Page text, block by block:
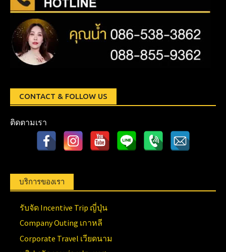
CONTACT & FOLLOW US
ติดตามเรา
บริการของเรา
รับจัด Incentive Trip ญี่ปุ่น
Company Outing เกาหลี
Corporate Travel เวียดนาม